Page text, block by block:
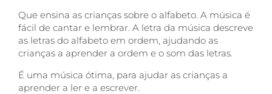
Que ensina as crianças sobre o alfabeto. A música é
fácil de cantar e lembrar. A letra da música descreve
as letras do alfabeto em ordem, ajudando as
crianças a aprender a ordem e o som das letras.
É uma música ótima, para ajudar as crianças a
aprender a ler e a escrever.